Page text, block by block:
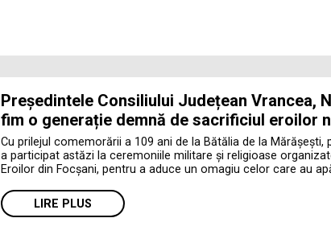
Președintele Consiliului Județean Vrancea,
fim o generație demnă de sacrificiul eroilor
Cu prilejul comemorării a 109 ani de la Bătălia de la
a participat astăzi la ceremoniile militare și religioase
Eroilor din Focșani, pentru a aduce un omagiu celor care au
LIRE PLUS